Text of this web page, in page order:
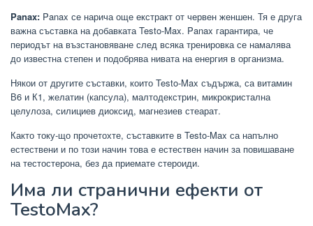
Panax: Panax се нарича още екстракт от червен женшен. Тя е друга
важна съставка на добавката Testo-Max. Panax гарантира, че
периодът на възстановяване след всяка тренировка се намалява
до известна степен и подобрява нивата на енергия в организма.
Някои от другите съставки, които Testo-Max съдържа, са витамин
В6 и К1, желатин (капсула), малтодекстрин, микрокристална
целулоза, силициев диоксид, магнезиев стеарат.
Както току-що прочетохте, съставките в Testo-Max са напълно
естествени и по този начин това е естествен начин за повишаване
на тестостерона, без да приемате стероиди.
Има ли странични ефекти от
TestoMax?